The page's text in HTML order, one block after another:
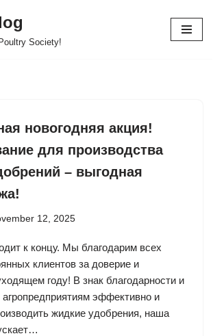
Society!
новогодняя акция!
для производства
– выгодная
12, 2025
к концу. Мы благодарим всех
клиентов за доверие и
году! В знак благодарности и
эффективно и
жидкие удобрения, наша